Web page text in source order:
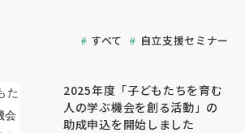
すべて 自立支援セミナー
2025年度「子どもたちを育む
人の学ぶ機会を創る活動」の
助成申込を開始しました